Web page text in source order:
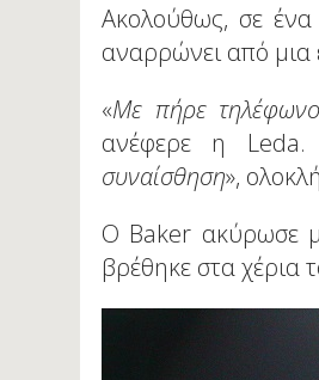
Ακολούθως, σε
αναρρώνει από μια
«Με πήρε
ανέφερε η Leda.
συναίσθηση»,
Ο Baker ακύρωσε
βρέθηκε στα χέρια